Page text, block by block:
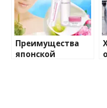
Преимущества
японской